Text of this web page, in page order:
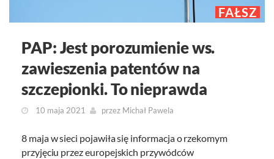
FAŁSZ
PAP: Jest porozumienie ws.
zawieszenia patentów na
szczepionki. To nieprawda
10 maja 2021 przez Michał Pawela
8 maja w sieci pojawiła się informacja o rzekomym
przyjęciu przez europejskich przywódców